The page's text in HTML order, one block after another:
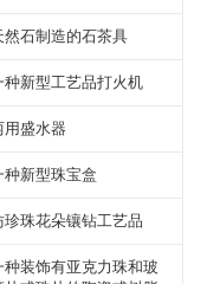
然石制造的石茶具
种新型工艺品打火机
用盛水器
种新型珠宝盒
珍珠花朵镶钻工艺品
种装饰有亚克力珠和玻